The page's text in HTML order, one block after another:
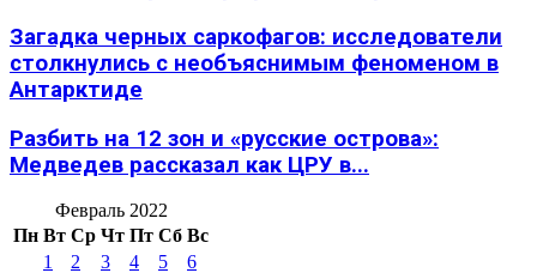
Загадка черных саркофагов: исследователи
столкнулись с необъяснимым феноменом в
Антарктиде
Разбить на 12 зон и «русские острова»:
Медведев рассказал как ЦРУ в...
Февраль 2022
Пн Вт Ср Чт Пт Сб Вс
1
2 3 4 5
6